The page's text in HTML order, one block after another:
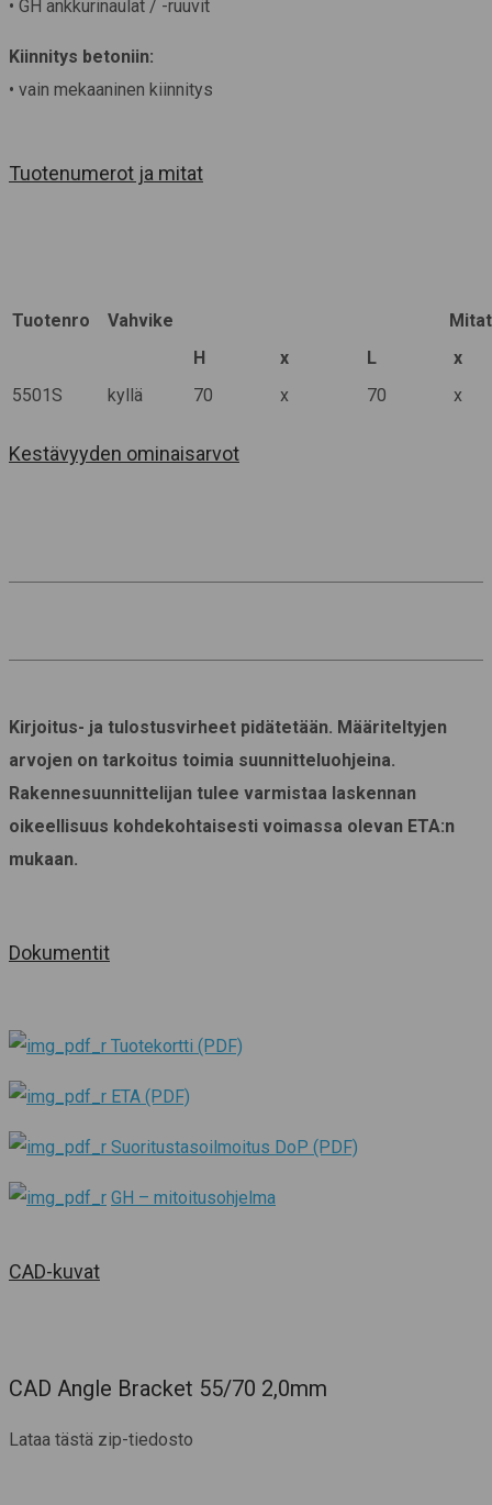
• GH ankkurinaulat / -ruuvit
Kiinnitys betoniin:
• vain mekaaninen kiinnitys
Tuotenumerot ja mitat
Tuotenro Vahvike
H
x L
x
5501S
kyllä 70 x 70 x
Kestävyyden ominaisarvot
Kirjoitus- ja tulostusvirheet pidätetään. Määriteltyjen
arvojen on tarkoitus toimia suunnitteluohjeina.
Rakennesuunnittelijan tulee varmistaa laskennan
oikeellisuus kohdekohtaisesti voimassa olevan ETA:n
mukaan.
Dokumentit
Tuotekortti (PDF)
ETA (PDF)
Suoritustasoilmoitus DoP (PDF)
GH – mitoitusohjelma
CAD-kuvat
CAD Angle Bracket 55/70 2,0mm
Lataa tästä zip-tiedosto